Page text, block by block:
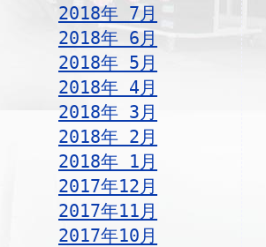
2018年 7月
2018年 6月
2018年 5月
2018年 4月
2018年 3月
2018年 2月
2018年 1月
2017年12月
2017年11月
2017年10月